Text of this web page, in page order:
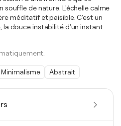
souffle de nature. L'échelle calme
méditatif et paisible. C'est un
la douce instabilité d'un instant
Minimalisme Abstrait